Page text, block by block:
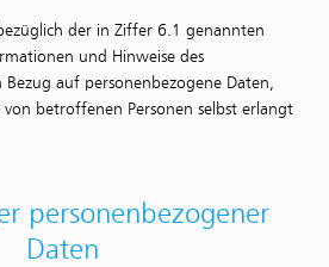
der in Ziffer 6.1 genannten
und Hinweise des
auf personenbezogene Daten,
betroffenen Personen selbst erlangt
personen­bezogener
Daten